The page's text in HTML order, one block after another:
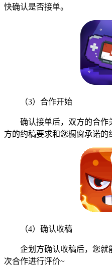
快确认是否接单。
（3）合作开始
确认接单后，双方的合作
方的约稿要求和您橱窗承诺的
（4）确认收稿
企划方确认收稿后，您就
次合作进行评价~